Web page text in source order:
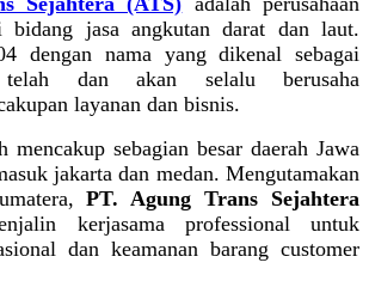
bidang jasa angkutan darat dan laut.
dengan nama yang dikenal sebagai
dan akan selalu berusaha
layanan dan bisnis.
sebagian besar daerah Jawa
jakarta dan medan. Mengutamakan
PT. Agung Trans Sejahtera
kerjasama professional untuk
dan keamanan barang customer